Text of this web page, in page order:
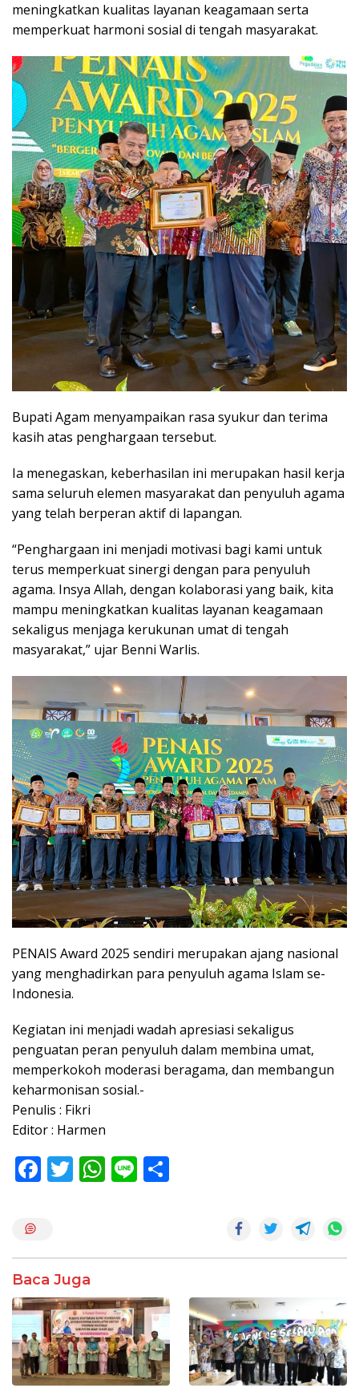
meningkatkan kualitas layanan keagamaan serta
memperkuat harmoni sosial di tengah masyarakat.
Bupati Agam menyampaikan rasa syukur dan terima
kasih atas penghargaan tersebut.
Ia menegaskan, keberhasilan ini merupakan hasil kerja
sama seluruh elemen masyarakat dan penyuluh agama
yang telah berperan aktif di lapangan.
“Penghargaan ini menjadi motivasi bagi kami untuk
terus memperkuat sinergi dengan para penyuluh
agama. Insya Allah, dengan kolaborasi yang baik, kita
mampu meningkatkan kualitas layanan keagamaan
sekaligus menjaga kerukunan umat di tengah
masyarakat,” ujar Benni Warlis.
PENAIS Award 2025 sendiri merupakan ajang nasional
yang menghadirkan para penyuluh agama Islam se-
Indonesia.
Kegiatan ini menjadi wadah apresiasi sekaligus
penguatan peran penyuluh dalam membina umat,
memperkokoh moderasi beragama, dan membangun
keharmonisan sosial.-
Penulis : Fikri
Editor : Harmen
F
o
o
k
T W
p
p
Li
Baca Juga